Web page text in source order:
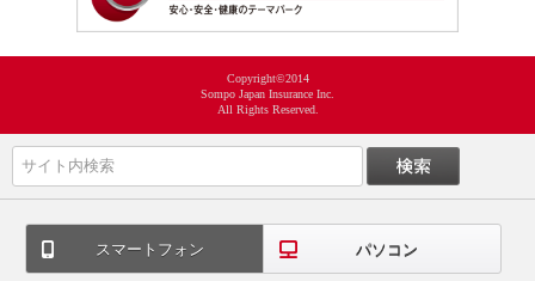
Copyright©2014
Sompo Japan Insurance Inc.
All Rights Reserved.
スマートフォン パソコン